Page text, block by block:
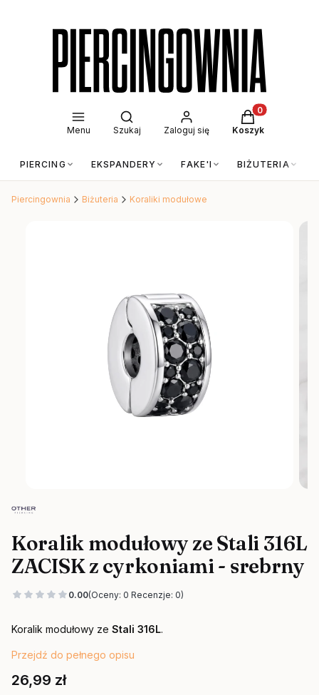
Menu
Otwórz wyszukiwarkę
Szukaj Zaloguj się
Produkty w
Koszyk
PIERCING EKSPANDERY FAKE'I BIŻUTERIA
Piercingownia Biżuteria Koraliki modułowe
Koralik modułowy ze Stali 316L
ZACISK z cyrkoniami - srebrny
0.00(Oceny: 0 Recenzje: 0)
Koralik modułowy ze Stali 316L.
Przejdź do pełnego opisu
Cena
26,99 zł